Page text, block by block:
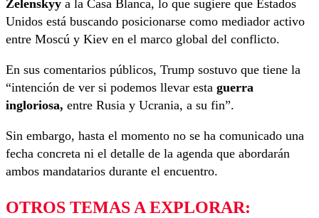
Zelenskyy a la Casa Blanca, lo que sugiere que Estados
Unidos está buscando posicionarse como mediador activo
entre Moscú y Kiev en el marco global del conflicto.
En sus comentarios públicos, Trump sostuvo que tiene la
“intención de ver si podemos llevar esta guerra
ingloriosa, entre Rusia y Ucrania, a su fin”.
Sin embargo, hasta el momento no se ha comunicado una
fecha concreta ni el detalle de la agenda que abordarán
ambos mandatarios durante el encuentro.
OTROS TEMAS A EXPLORAR: